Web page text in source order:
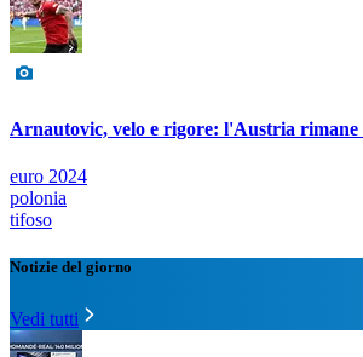
Arnautovic, velo e rigore: l'Austria
euro 2024
polonia
tifoso
Notizie del giorno
Vedi tutti